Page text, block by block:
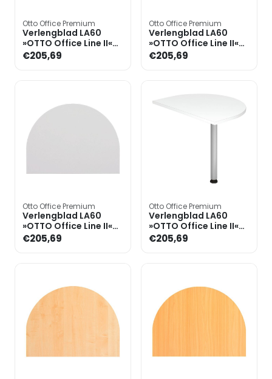
Otto Office Premium
Verlengblad LA60
»OTTO Office Line II«
80 cm halve cirkel incl.
steunpoot
€205,69
Otto Office Premium
Verlengblad LA60
»OTTO Office Line II«
80 cm halve cirkel incl.
steunpoot
€205,69
Otto Office Premium
Verlengblad LA60
»OTTO Office Line II«
80 cm halve cirkel incl.
steunpoot
€205,69
Otto Office Premium
Verlengblad LA60
»OTTO Office Line II«
80 cm halve cirkel incl.
steunpoot
€205,69